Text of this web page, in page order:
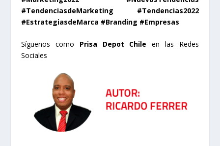
#TendenciasdeMarketing #Tendencias2022
#EstrategiasdeMarca #Branding #Empresas
Síguenos como Prisa Depot Chile en las Redes
Sociales